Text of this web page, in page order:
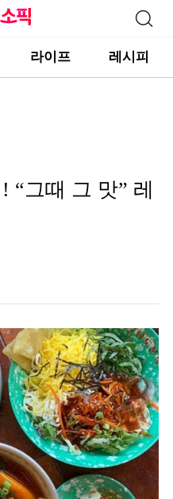
라이프 레시피
“그때 그 맛” 레